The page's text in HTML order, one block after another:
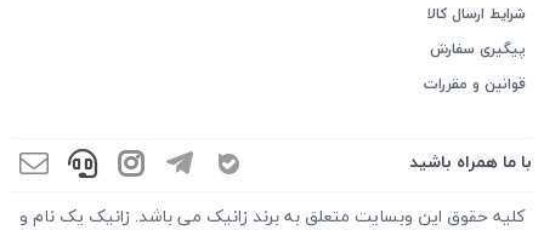
شرایط ارسال کالا
پیگیری سفارش
قوانین و مقررات
با ما همراه باشید
کلیه حقوق این وبسایت متعلق به برند زانیک می باشد. زانیک یک نام و